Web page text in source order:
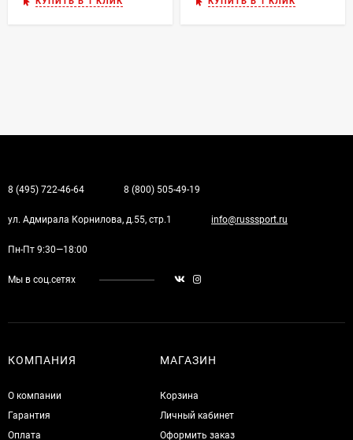
8 (495) 722-46-64 8 (800) 505-49-19
ул. Адмирала Корнилова, д.55, стр.1 info@russsport.ru
Пн-Пт 9:30—18:00
Мы в соц.сетях
КОМПАНИЯ
О компании
Гарантия
Оплата
МАГАЗИН
Корзина
Личный кабинет
Оформить заказ